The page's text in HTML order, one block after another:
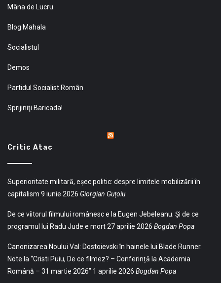
Mâna de Lucru
Blog Mahala
Socialistul
Demos
Partidul Socialist Român
Sprijiniţi Baricada!
Critic Atac
Superioritate militară, eșec politic: despre limitele mobilizării în
capitalism 9 iunie 2026 Giorgian Guțoiu
De ce viitorul filmului românesc e la Eugen Jebeleanu. Și de ce
programul lui Radu Jude e mort27 aprilie 2026 Bogdan Popa
Canonizarea Noului Val: Dostoievski în hainele lui Blade Runner.
Note la “Cristi Puiu, De ce filmez? – Conferință la Academia
Română – 31 martie 2026” 1 aprilie 2026 Bogdan Popa